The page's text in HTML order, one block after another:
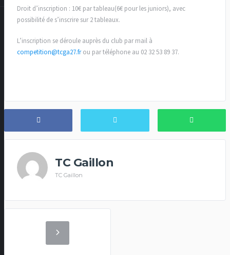
Droit d’inscription : 10€ par tableau(6€ pour les juniors), avec
possibilité de s’inscrire sur 2 tableaux.
L’inscription se déroule auprès du club par mail à
competition@tcga27.frou par téléphone au 02 32 53 89 37.
TC Gaillon
TC Gaillon